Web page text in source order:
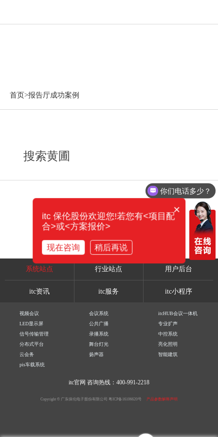
首页>报告厅成功案例
搜索黄圃
系统站点 行业站点 用户后台
itc资讯 itc服务 itc小程序
视频会议 会议系统
itcHUB会议一体机
LED显示屏
公共广播
专业扩声
信号传输管理
录播系统
中控系统
分布式平台
舞台灯光
亮化照明
云会务
扬声器
智能建筑
pis车载系统
itc官网 咨询热线：400-991-2218
Copyright © 广东保伦电子股份有限公司 粤ICP备16106620号 产品参数解释声明
你们电话多少？
×
itc 保伦股份欢迎您!若您有<项目配
合>或<方案报价>
现在咨询 稍后再说